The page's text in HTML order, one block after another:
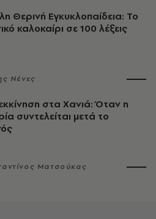
Θερινή Εγκυκλοπαίδεια: Το
καλοκαίρι σε 100 λέξεις
Νένες
στα Χανιά: Όταν η
συντελείται μετά το
Ματσούκας